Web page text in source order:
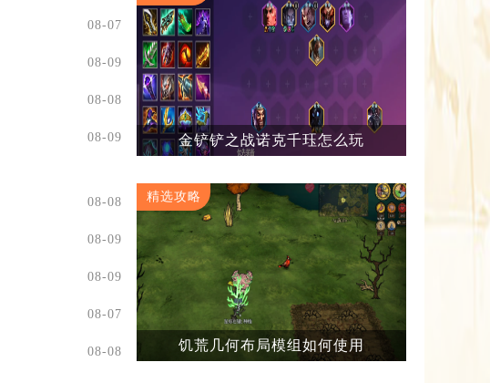
08-07
08-09
08-08
08-09
08-08
08-09
08-09
08-07
08-08
金铲铲之战诺克千珏怎么玩
精选攻略
饥荒几何布局模组如何使用